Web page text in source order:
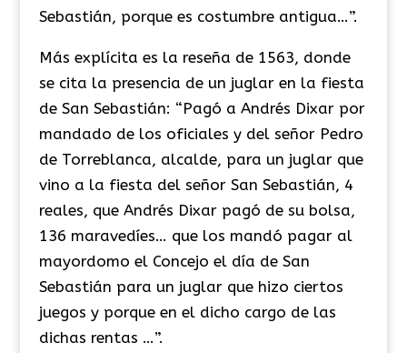
Sebastián, porque es costumbre antigua…”.
Más explícita es la reseña de 1563, donde
se cita la presencia de un juglar en la fiesta
de San Sebastián: “Pagó a Andrés Dixar por
mandado de los oficiales y del señor Pedro
de Torreblanca, alcalde, para un juglar que
vino a la fiesta del señor San Sebastián, 4
reales, que Andrés Dixar pagó de su bolsa,
136 maravedíes… que los mandó pagar al
mayordomo el Concejo el día de San
Sebastián para un juglar que hizo ciertos
juegos y porque en el dicho cargo de las
dichas rentas …”.